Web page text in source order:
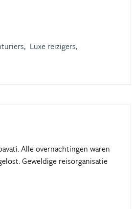
Luxe reizigers,
Alle overnachtingen waren
Geweldige reisorganisatie